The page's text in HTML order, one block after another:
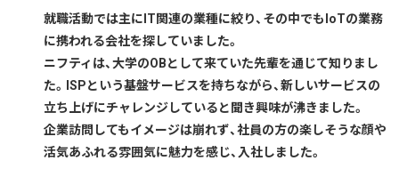
就職活動では主にIT関連の業種に絞り、その中でもIoTの業務
に携われる会社を探していました。
ニフティは、大学のOBとして来ていた先輩を通じて知りまし
た。ISPという基盤サービスを持ちながら、新しいサービスの
立ち上げにチャレンジしていると聞き興味が沸きました。
企業訪問してもイメージは崩れず、社員の方の楽しそうな顔や
活気あふれる雰囲気に魅力を感じ、入社しました。